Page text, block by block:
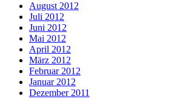
August 2012
Juli 2012
Juni 2012
Mai 2012
April 2012
März 2012
Februar 2012
Januar 2012
Dezember 2011